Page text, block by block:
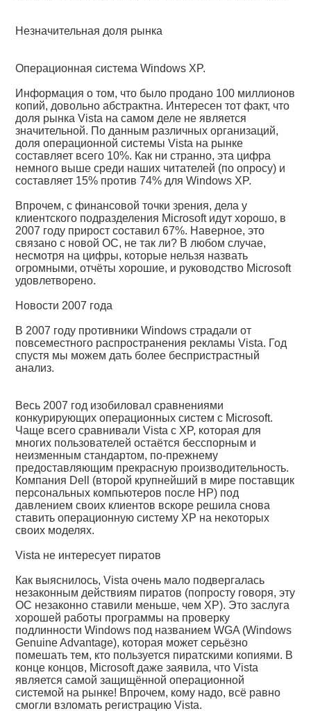
Незначительная доля рынка
Операционная система Windows XP.
Информация о том, что было продано 100 миллионов
копий, довольно абстрактна. Интересен тот факт, что
доля рынка Vista на самом деле не является
значительной. По данным различных организаций,
доля операционной системы Vista на рынке
составляет всего 10%. Как ни странно, эта цифра
немного выше среди наших читателей (по опросу) и
составляет 15% против 74% для Windows XP.
Впрочем, с финансовой точки зрения, дела у
клиентского подразделения Microsoft идут хорошо, в
2007 году прирост составил 67%. Наверное, это
связано с новой ОС, не так ли? В любом случае,
несмотря на цифры, которые нельзя назвать
огромными, отчёты хорошие, и руководство Microsoft
удовлетворено.
Новости 2007 года
В 2007 году противники Windows страдали от
повсеместного распространения рекламы Vista. Год
спустя мы можем дать более беспристрастный
анализ.
Весь 2007 год изобиловал сравнениями
конкурирующих операционных систем с Microsoft.
Чаще всего сравнивали Vista с XP, которая для
многих пользователей остаётся бесспорным и
неизменным стандартом, по-прежнему
предоставляющим прекрасную производительность.
Компания Dell (второй крупнейший в мире поставщик
персональных компьютеров после HP) под
давлением своих клиентов вскоре решила снова
ставить операционную систему XP на некоторых
своих моделях.
Vista не интересует пиратов
Как выяснилось, Vista очень мало подвергалась
незаконным действиям пиратов (попросту говоря, эту
ОС незаконно ставили меньше, чем XP). Это заслуга
хорошей работы программы на проверку
подлинности Windows под названием WGA (Windows
Genuine Advantage), которая может серьёзно
помешать тем, кто пользуется пиратскими копиями. В
конце концов, Microsoft даже заявила, что Vista
является самой защищённой операционной
системой на рынке! Впрочем, кому надо, всё равно
смогли взломать регистрацию Vista.